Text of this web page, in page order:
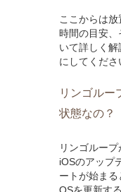
ここからは
時間の目安、
いて詳しく
にしてくださ
リンゴルー
状態なの？
リンゴループ
iOSのアップ
ートが始ま